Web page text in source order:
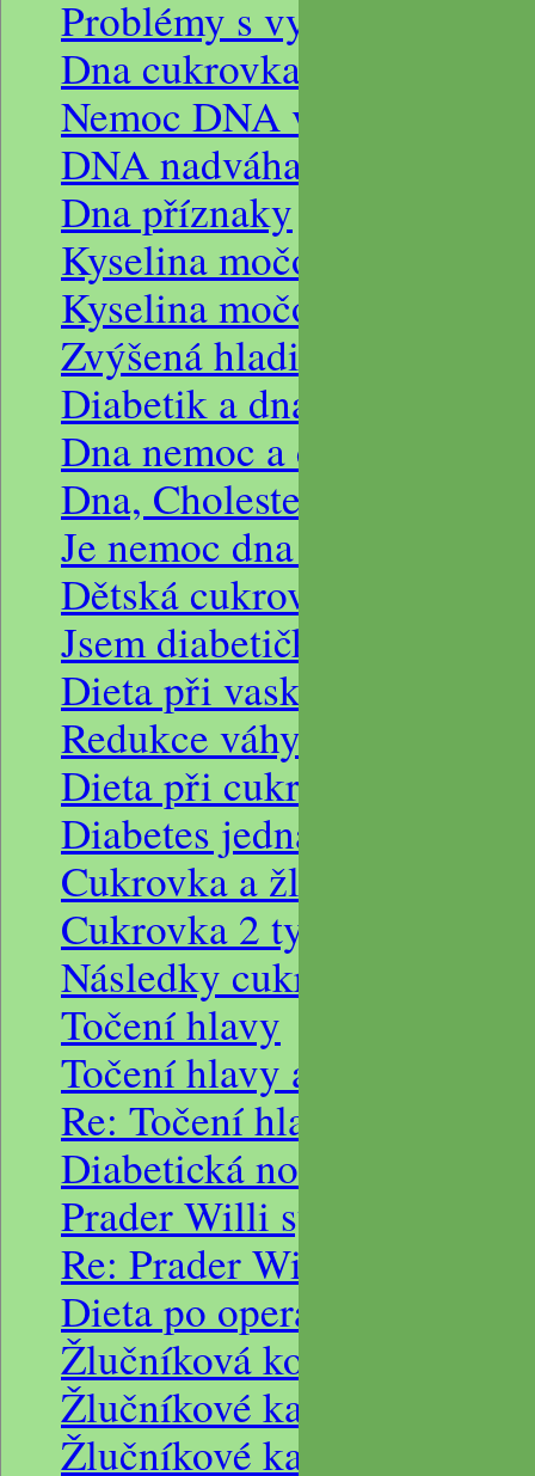
Problémy s vysokým
Dna cukrovka a vysoký
Nemoc DNA ve dvaceti
DNA nadváha a vysoký
Dna příznaky
Kyselina močová dna
Kyselina močová hodnoty
Zvýšená hladina kyseliny
Diabetik a dna
Dna nemoc a cholesterol
Dna, Cholesterol,
Je nemoc dna doživotní?
Dětská cukrovka
Jsem diabetička, jakou
Dieta při vaskulární
Redukce váhy u diabetika
Dieta při cukrovce,
Diabetes jedna ledvina,
Cukrovka a žlučníkové
Cukrovka 2 typu
Následky cukrovky,
Točení hlavy
Točení hlavy a nevolnost,
Re: Točení hlavy a
Diabetická noha dieta
Prader Willi syndrom a
Re: Prader Willi syndrom
Dieta po operaci žlučních
Žlučníková kolika, zánět
Žlučníkové kameny
Žlučníkové kameny a